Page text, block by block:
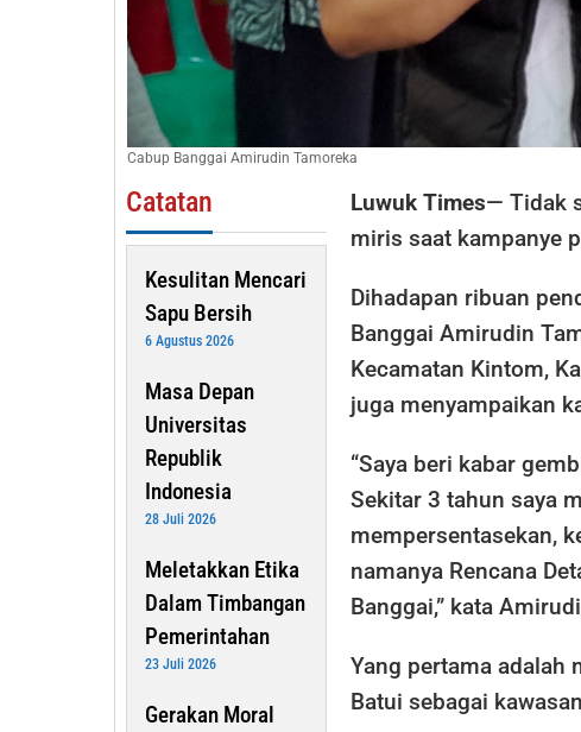
Cabup Banggai Amirudin Tamoreka
Catatan
Kesulitan Mencari
Sapu Bersih
6 Agustus 2026
Masa Depan
Universitas
Republik
Indonesia
28 Juli 2026
Meletakkan Etika
Dalam Timbangan
Pemerintahan
23 Juli 2026
Gerakan Moral
Luwuk Times— Tidak
miris saat kampanye
Dihadapan ribuan
Banggai Amirudin
Kecamatan Kintom,
juga menyampaikan
“Saya beri kabar
Sekitar 3 tahun saya
mempersentasekan,
namanya Rencana
Banggai,” kata
Yang pertama adalah
Batui sebagai